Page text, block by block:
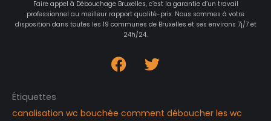
Faire appel à Débouchage Bruxelles, c’est la garantie d’un travail
professionnel au meilleur rapport qualité-prix. Nous sommes à votre
disposition dans toutes les 19 communes de Bruxelles et ses environs 7j/7 et
24h/24.
Étiquettes
canalisation wc bouchée comment déboucher les wc